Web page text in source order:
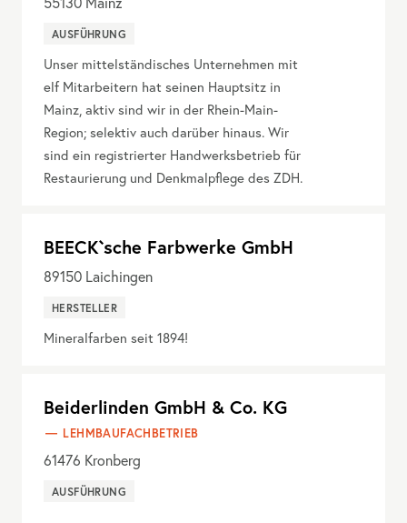
AUSFÜHRUNG
Unser mittelständisches Unternehmen mit
elf Mitarbeitern hat seinen Hauptsitz in
Mainz, aktiv sind wir in der Rhein-Main-
Region; selektiv auch darüber hinaus. Wir
sind ein registrierter Handwerksbetrieb für
Restaurierung und Denkmalpflege des ZDH.
BEECK`sche Farbwerke GmbH
89150 Laichingen
HERSTELLER
Mineralfarben seit 1894!
Beiderlinden GmbH & Co. KG
LEHMBAUFACHBETRIEB
61476 Kronberg
AUSFÜHRUNG